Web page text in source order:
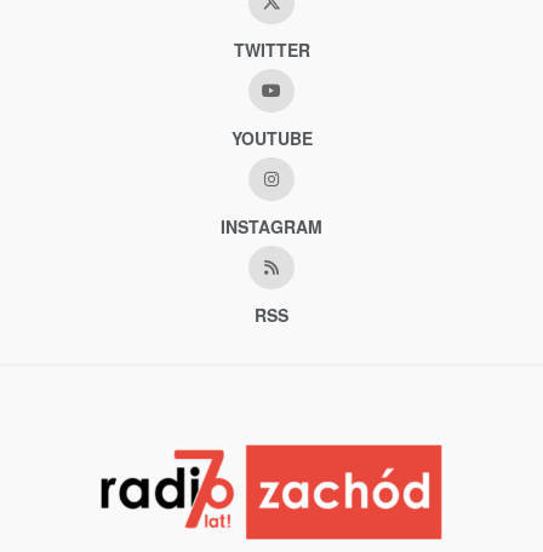
TWITTER
YOUTUBE
INSTAGRAM
RSS